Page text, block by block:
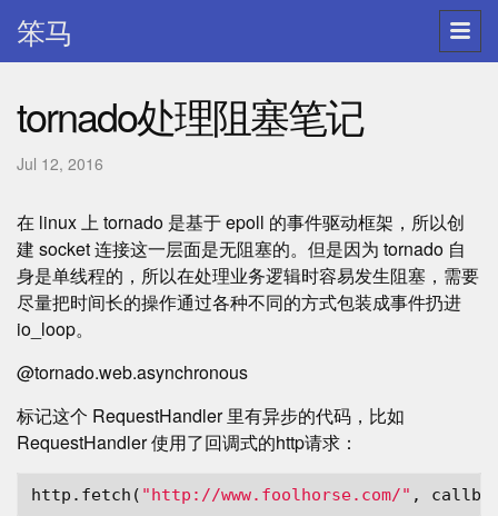
笨马
tornado处理阻塞笔记
Jul 12, 2016
在 linux 上 tornado 是基于 epoll 的事件驱动框架，所以创
建 socket 连接这一层面是无阻塞的。但是因为 tornado 自
身是单线程的，所以在处理业务逻辑时容易发生阻塞，需要
尽量把时间长的操作通过各种不同的方式包装成事件扔进
io_loop。
@tornado.web.asynchronous
标记这个 RequestHandler 里有异步的代码，比如
RequestHandler 使用了回调式的http请求：
http . fetch ( "http://www.foolhorse.com/" ,